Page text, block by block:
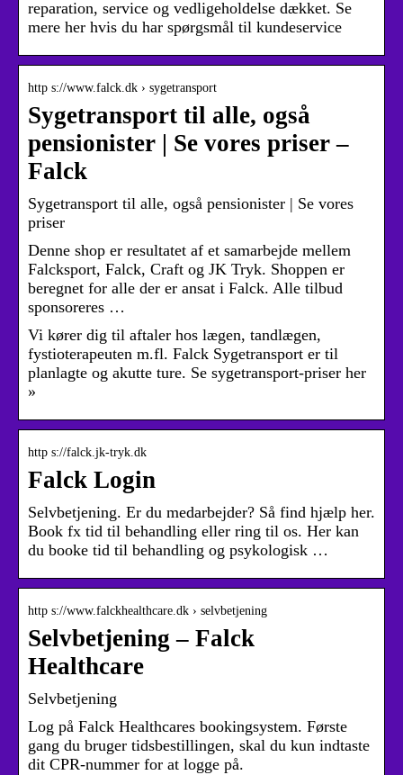
reparation, service og vedligeholdelse dækket. Se
mere her hvis du har spørgsmål til kundeservice
http s://www.falck.dk › sygetransport
Sygetransport til alle, også
pensionister | Se vores priser –
Falck
Sygetransport til alle, også pensionister | Se vores
priser
Denne shop er resultatet af et samarbejde mellem
Falcksport, Falck, Craft og JK Tryk. Shoppen er
beregnet for alle der er ansat i Falck. Alle tilbud
sponsoreres …
Vi kører dig til aftaler hos lægen, tandlægen,
fystioterapeuten m.fl. Falck Sygetransport er til
planlagte og akutte ture. Se sygetransport-priser her
»
http s://falck.jk-tryk.dk
Falck Login
Selvbetjening. Er du medarbejder? Så find hjælp her.
Book fx tid til behandling eller ring til os. Her kan
du booke tid til behandling og psykologisk …
http s://www.falckhealthcare.dk › selvbetjening
Selvbetjening – Falck
Healthcare
Selvbetjening
Log på Falck Healthcares bookingsystem. Første
gang du bruger tidsbestillingen, skal du kun indtaste
dit CPR-nummer for at logge på.